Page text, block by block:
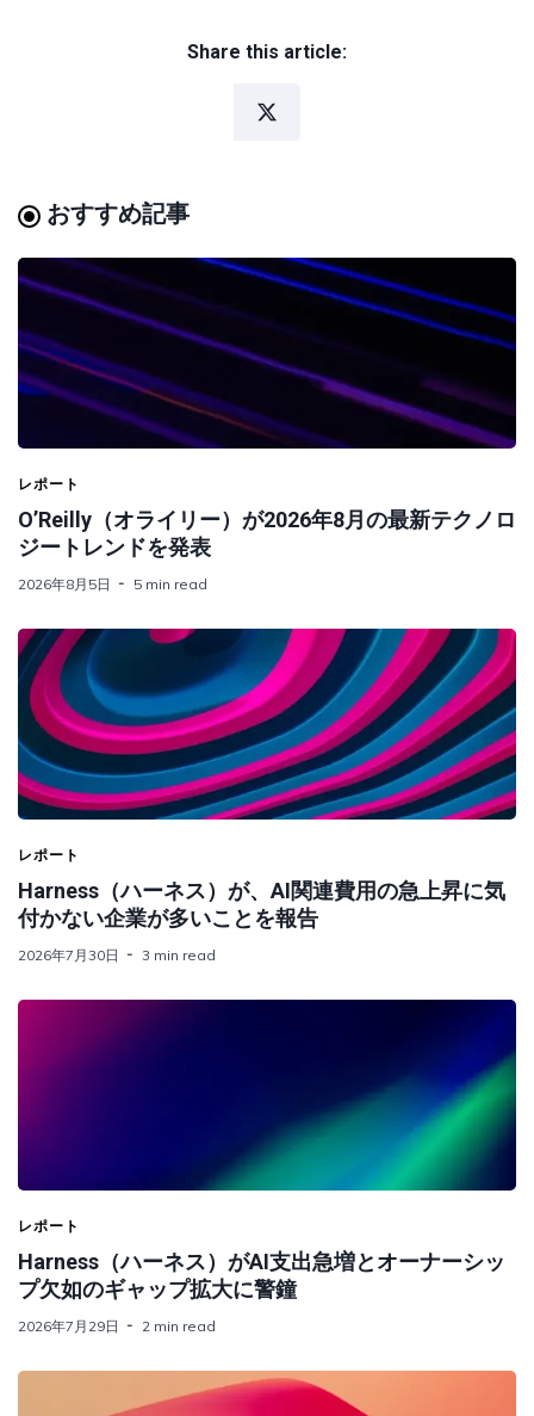
Share this article:
おすすめ記事
レポート
O’Reilly（オライリー）が2026年8月の最新テクノロ
ジートレンドを発表
2026年8月5日 5 min read
レポート
Harness（ハーネス）が、AI関連費用の急上昇に気
付かない企業が多いことを報告
2026年7月30日 3 min read
レポート
Harness（ハーネス）がAI支出急増とオーナーシッ
プ欠如のギャップ拡大に警鐘
2026年7月29日 2 min read